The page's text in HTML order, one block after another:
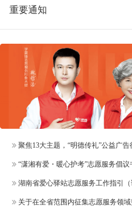
重要通知
聚焦13大主题，“明德传礼”公益广告征集启
“潇湘有爱・暖心护考”志愿服务倡议
湖南省爱心驿站志愿服务工作指引（
关于在全省范围内征集志愿服务领